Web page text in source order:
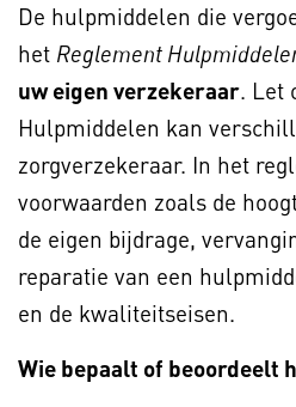
De hulpmiddelen die
het Reglement
uw eigen verzekeraar. Let
Hulpmiddelen kan
zorgverzekeraar. In het
voorwaarden zoals de
de eigen bijdrage,
reparatie van een
en de kwaliteitseisen.
Wie bepaalt of beoordeelt